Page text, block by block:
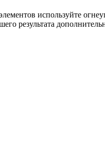
используйте
результата